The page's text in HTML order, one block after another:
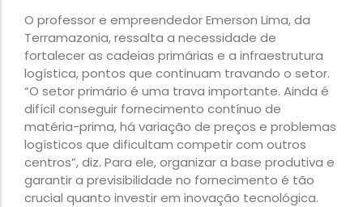
O professor e empreendedor Emerson Lima, da
Terramazonia, ressalta a necessidade de
fortalecer as cadeias primárias e a infraestrutura
logística, pontos que continuam travando o setor.
“O setor primário é uma trava importante. Ainda é
difícil conseguir fornecimento contínuo de
matéria-prima, há variação de preços e problemas
logísticos que dificultam competir com outros
centros”, diz. Para ele, organizar a base produtiva e
garantir a previsibilidade no fornecimento é tão
crucial quanto investir em inovação tecnológica.